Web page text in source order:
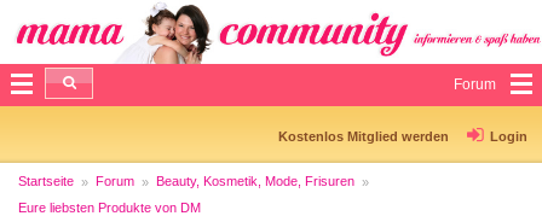
Forum
Kostenlos Mitglied werden Login
Startseite Forum
Beauty, Kosmetik, Mode, Frisuren
Eure liebsten Produkte von DM